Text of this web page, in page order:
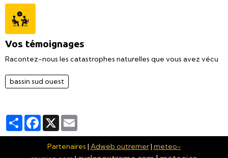
Vos témoignages
Racontez-nous les catastrophes naturelles que vous avez vécu
bassin sud ouest
PartagerFacebook
X
Partenaires | Adweb outremer| meteo-